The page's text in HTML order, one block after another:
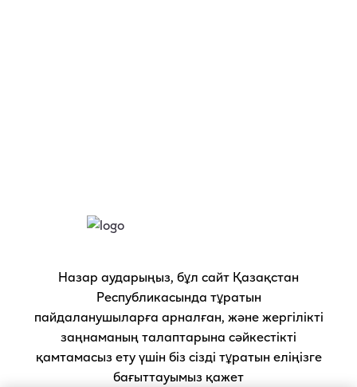
Веб-сайтқа кіру тек қана 21 жастан асқан темекі
IQOS.COM веб-сайтының беттерін қарауды
жалғастыра отырып, сіз веб-сайтты пайдалану
шарттары мен cookie файлдары туралы
хабарламаны оқығаныңызды және келіскеніңізді
Назар аударыңыз, бұл сайт Қазақстан
Республикасында тұратын
пайдаланушыларға арналған, және жергілікті
заңнаманың талаптарына сәйкестікті
қамтамасыз ету үшін біз сізді тұратын еліңізге
бағыттауымыз қажет